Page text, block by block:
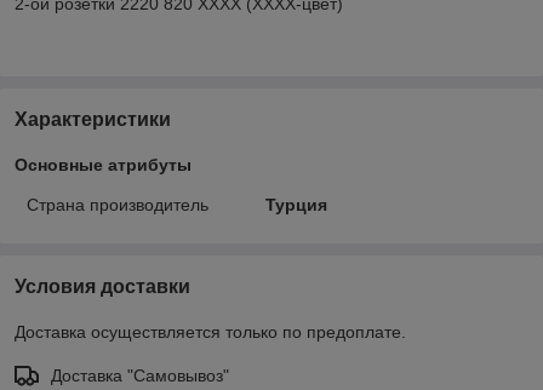
Характеристики
Основные атрибуты
Страна производитель Турция
Условия доставки
Доставка осуществляется только по предоплате.
Доставка "Самовывоз"